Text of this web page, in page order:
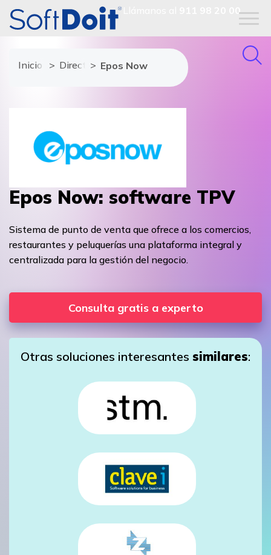
911 98 20 00
Inicio Directorio de proveedores
Epos Now
Epos Now: software TPV
Sistema de punto de venta que ofrece a los comercios,
restaurantes y peluquerías una plataforma integral y
centralizada para la gestión del negocio.
Consulta gratis a experto
Otras soluciones interesantes similares: